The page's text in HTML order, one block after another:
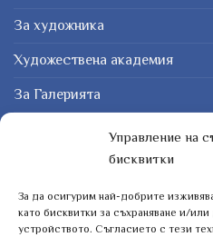
Управление на
бисквитки
За да осигурим най-добрите
като бисквитки за съхраняване и/
устройството. Съгласието с тези
За художника
Художествена академия
За Галерията
Защо картина?
ЗАПИШЕТЕ СЕ ЗА